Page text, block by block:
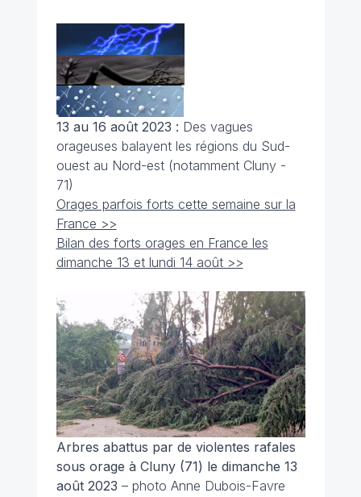
13 au 16 août 2023 : Des vagues
orageuses balayent les régions du Sud-
ouest au Nord-est (notamment Cluny -
71)
Orages parfois forts cette semaine sur la
France >>
Bilan des forts orages en France les
dimanche 13 et lundi 14 août >>
Arbres abattus par de violentes rafales
sous orage à Cluny (71) le dimanche 13
août 2023 – photo Anne Dubois-Favre